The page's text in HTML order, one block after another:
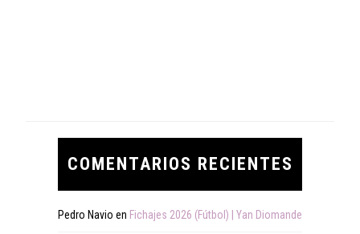
COMENTARIOS RECIENTES
Pedro Navio en Fichajes 2026 (Fútbol) | Yan Diomande